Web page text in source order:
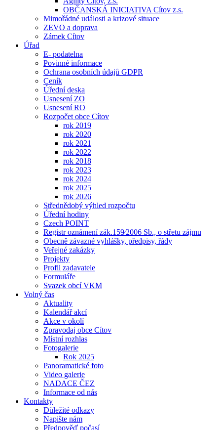
OBČANSKÁ INICIATIVA Cítov z.s.
Mimořádné události a krizové situace
ZEVO a doprava
Zámek Cítov
Úřad
E- podatelna
Povinné informace
Ochrana osobních údajů GDPR
Ceník
Úřední deska
Usnesení ZO
Usnesení RO
Rozpočet obce Cítov
rok 2019
rok 2020
rok 2021
rok 2022
rok 2018
rok 2023
rok 2024
rok 2025
rok 2026
Střednědobý výhled rozpočtu
Úřední hodiny
Czech POINT
Registr oznámení zák.159⁄2006 Sb., o střetu zájmu
Obecně závazné vyhlášky, předpisy, řády
Veřejné zakázky
Projekty
Profil zadavatele
Formuláře
Svazek obcí VKM
Volný čas
Aktuality
Kalendář akcí
Akce v okolí
Zpravodaj obce Cítov
Místní rozhlas
Fotogalerie
Rok 2025
Panoramatické foto
Video galerie
NADACE ČEZ
Informace od nás
Kontakty
Důležité odkazy
Napište nám
Předpověď počasí